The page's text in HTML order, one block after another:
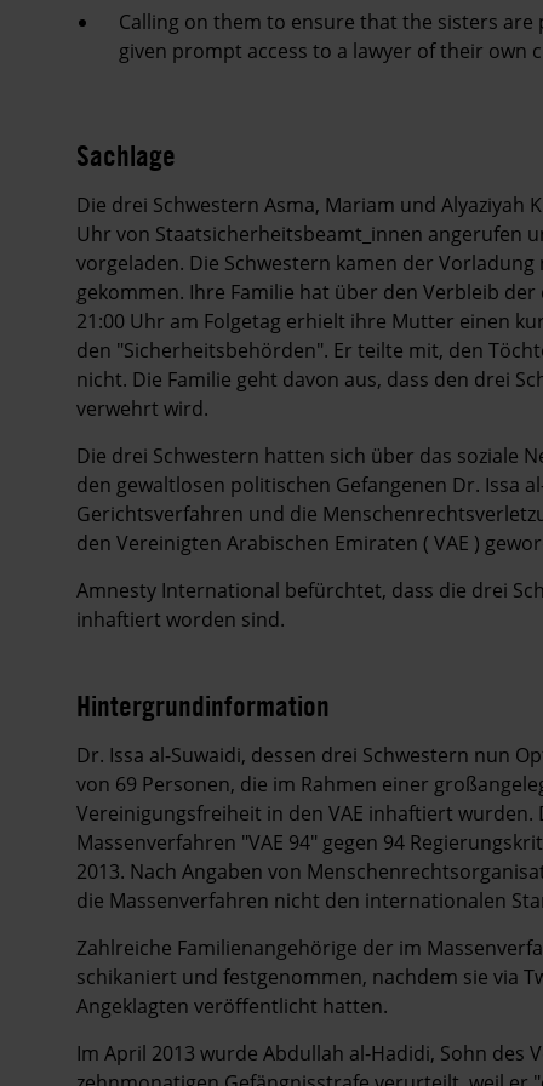
Calling on them to ensure that the sisters
given prompt access to a lawyer of their own
Sachlage
Die drei Schwestern Asma, Mariam und Alyaziyah
Uhr von Staatsicherheitsbeamt_innen angerufen
vorgeladen. Die Schwestern kamen der
gekommen. Ihre Familie hat über den Verbleib
21:00 Uhr am Folgetag erhielt ihre Mutter einen
den "Sicherheitsbehörden". Er teilte mit, den
nicht. Die Familie geht davon aus, dass den drei
verwehrt wird.
Die drei Schwestern hatten sich über das soziale
den gewaltlosen politischen Gefangenen Dr. Issa
Gerichtsverfahren und die
den Vereinigten Arabischen Emiraten ( VAE )
Amnesty International befürchtet, dass die drei
inhaftiert worden sind.
Hintergrundinformation
Hintergrund
Dr. Issa al-Suwaidi, dessen drei Schwestern nun
von 69 Personen, die im Rahmen einer
Vereinigungsfreiheit in den VAE inhaftiert
Massenverfahren "VAE 94" gegen 94
2013. Nach Angaben von
die Massenverfahren nicht den internationalen
Zahlreiche Familienangehörige der im
schikaniert und festgenommen, nachdem sie via
Angeklagten veröffentlicht hatten.
Im April 2013 wurde Abdullah al-Hadidi, Sohn